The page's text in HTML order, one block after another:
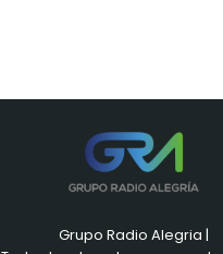
Grupo Radio Alegria |